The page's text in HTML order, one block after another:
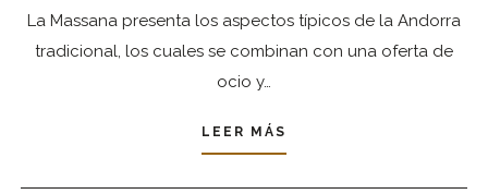
La Massana presenta los aspectos típicos de la Andorra
tradicional, los cuales se combinan con una oferta de
ocio y…
LEER MÁS